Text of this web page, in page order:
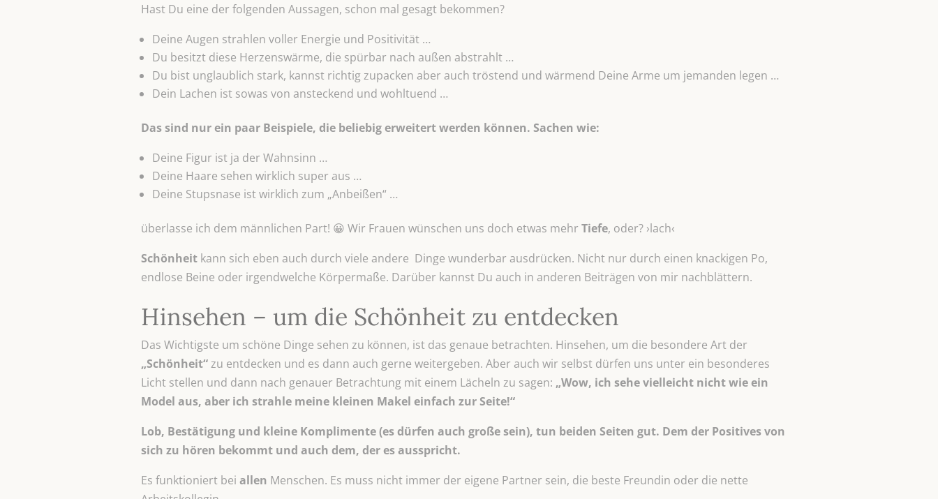
Hast Du eine der folgenden Aussagen, schon mal gesagt bekommen?
Deine Augen strahlen voller Energie und Positivität …
Du besitzt diese Herzenswärme, die spürbar nach außen abstrahlt …
Du bist unglaublich stark, kannst richtig zupacken aber auch tröstend und wärmend Deine Arme um jemanden legen …
Dein Lachen ist sowas von ansteckend und wohltuend …
Das sind nur ein paar Beispiele, die beliebig erweitert werden können. Sachen wie:
Deine Figur ist ja der Wahnsinn …
Deine Haare sehen wirklich super aus …
Deine Stupsnase ist wirklich zum „Anbeißen“ …
überlasse ich dem männlichen Part! 😀 Wir Frauen wünschen uns doch etwas mehr Tiefe, oder? ›lach‹
Schönheitkann sich eben auch durch viele andere Dinge wunderbar ausdrücken. Nicht nur durch einen knackigen Po,
endlose Beine oder irgendwelche Körpermaße. Darüber kannst Du auch in anderen Beiträgen von mir nachblättern.
Hinsehen – um die Schönheit zu entdecken
Das Wichtigste um schöne Dinge sehen zu können, ist das genaue betrachten. Hinsehen, um die besondere Art der
„Schönheit“zu entdecken und es dann auch gerne weitergeben. Aber auch wir selbst dürfen uns unter ein besonderes
Licht stellen und dann nach genauer Betrachtung mit einem Lächeln zu sagen: „Wow, ich sehe vielleicht nicht wie ein
Model aus, aber ich strahle meine kleinen Makel einfach zur Seite!“
Lob, Bestätigung und kleine Komplimente (es dürfen auch große sein), tun beiden Seiten gut. Dem der Positives von
sich zu hören bekommt und auch dem, der es ausspricht.
Es funktioniert bei allen Menschen. Es muss nicht immer der eigene Partner sein, die beste Freundin oder die nette